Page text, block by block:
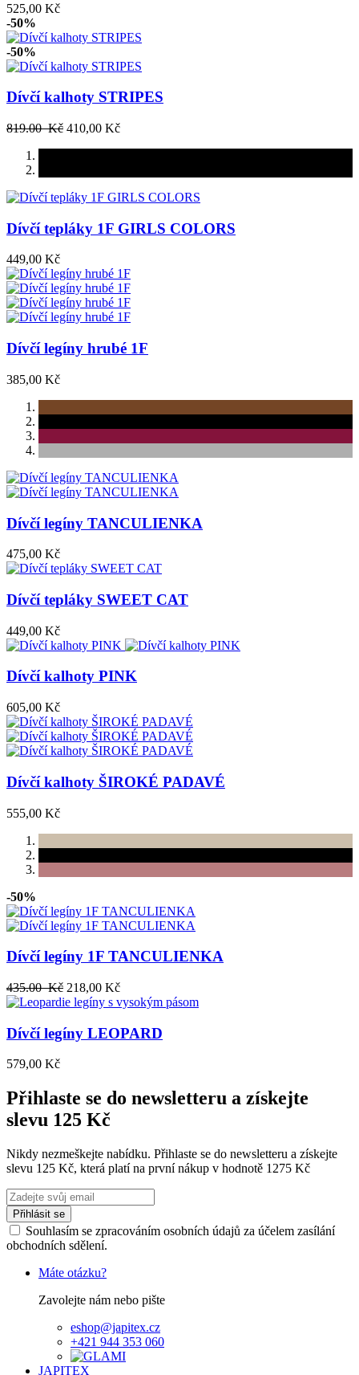
525,00 Kč
-50%
-50%
Dívčí kalhoty STRIPES
819.00 Kč 410,00 Kč
Dívčí tepláky 1F GIRLS COLORS
449,00 Kč
Dívčí legíny hrubé 1F
385,00 Kč
Dívčí legíny TANCULIENKA
475,00 Kč
Dívčí tepláky SWEET CAT
449,00 Kč
Dívčí kalhoty PINK
605,00 Kč
Dívčí kalhoty ŠIROKÉ PADAVÉ
555,00 Kč
-50%
Dívčí legíny 1F TANCULIENKA
435.00 Kč 218,00 Kč
Dívčí legíny LEOPARD
579,00 Kč
Přihlaste se do newsletteru a získejte
slevu 125 Kč
Nikdy nezmeškejte nabídku. Přihlaste se do newsletteru a získejte
slevu 125 Kč, která platí na první nákup v hodnotě 1275 Kč
Přihlásit se
Souhlasím se zpracováním osobních údajů za účelem zasílání
obchodních sdělení.
Máte otázku?
Zavolejte nám nebo pište
eshop@japitex.cz
+421 944 353 060
JAPITEX